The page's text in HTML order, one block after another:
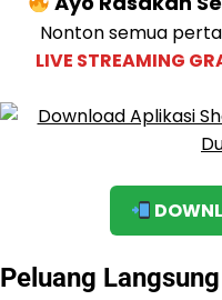
Nonton semua
LIVE STREAMING
Peluang